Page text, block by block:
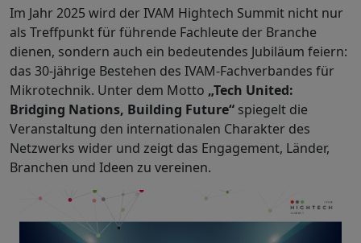
Im Jahr 2025 wird der IVAM Hightech Summit nicht nur
als Treffpunkt für führende Fachleute der Branche
dienen, sondern auch ein bedeutendes Jubiläum feiern:
das 30-jährige Bestehen des IVAM-Fachverbandes für
Mikrotechnik. Unter dem Motto „Tech United:
Bridging Nations, Building Future“ spiegelt die
Veranstaltung den internationalen Charakter des
Netzwerks wider und zeigt das Engagement, Länder,
Branchen und Ideen zu vereinen.